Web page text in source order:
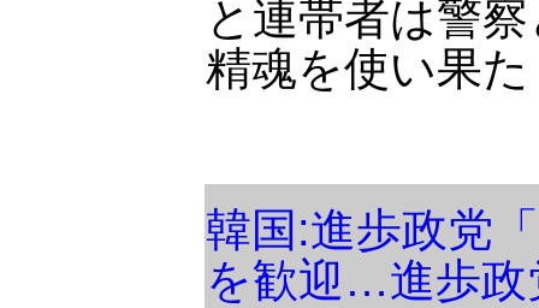
と連帯者は警
精魂を使い果
韓国:進歩政党
を歓迎…進歩政